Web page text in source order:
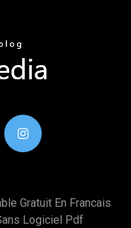
Gratuit En Francais
Logiciel Pdf